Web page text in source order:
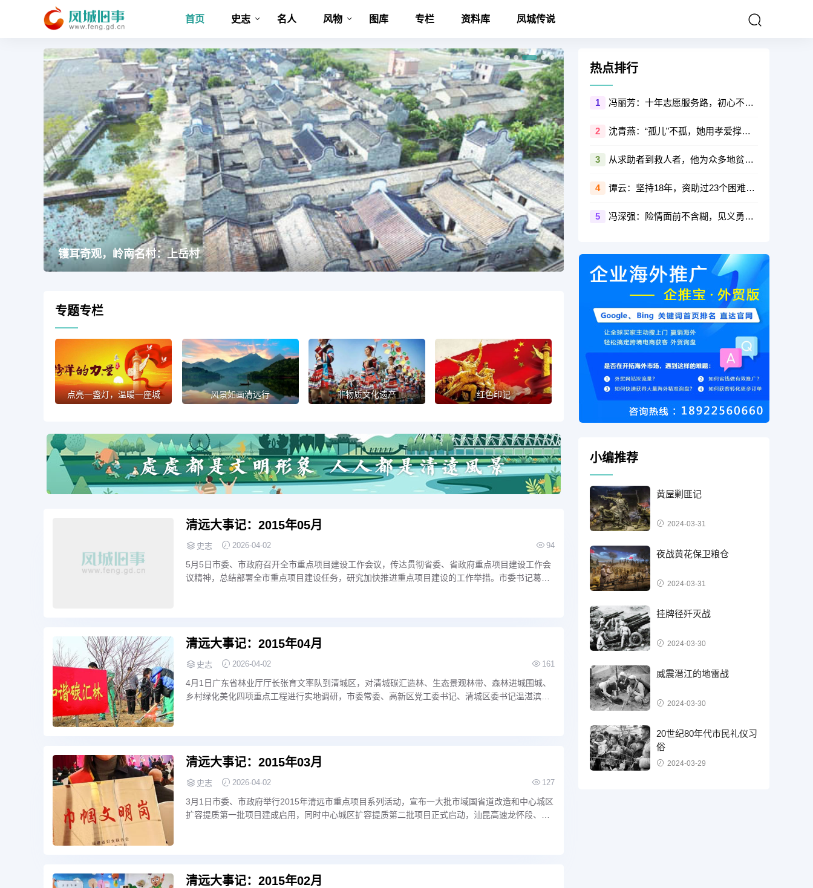
首页 史志 名人 风物 图库 专栏 资料库 凤城传说
镬耳奇观，岭南名村：上岳村 清远市大事记（1949年）
专题专栏
点亮一盏灯，温暖一座城 风景如画清远行 非物质文化遗产 红色印记
清远大事记：2015年05月
史志 2026-04-02 94
5月5日市委、市政府召开全市重点项目建设工作会议，传达贯彻省委、省政府重点项目建设工作会
议精神，总结部署全市重点项目建设任务，研究加快推进重点项目建设的工作举措。市委书记葛长
清远大事记：2015年04月
史志 2026-04-02 161
4月1日广东省林业厅厅长张育文率队到清城区，对清城碳汇造林、生态景观林带、森林进城围城、
乡村绿化美化四项重点工程进行实地调研，市委常委、高新区党工委书记、清城区委书记温湛滨现
清远大事记：2015年03月
史志 2026-04-02 127
3月1日市委、市政府举行2015年清远市重点项目系列活动，宣布一大批市域国省道改造和中心城区
扩容提质第一批项目建成启用，同时中心城区扩容提质第二批项目正式启动，汕昆高速龙怀段、汕
清远大事记：2015年02月
热点排行
1 冯丽芳：十年志愿服务路，初心不改甘奉献
2 沈青燕：“孤儿”不孤，她用孝爱撑起一个家
3 从求助者到救人者，他为众多地贫患者家庭送温暖
4 谭云：坚持18年，资助过23个困难学生
5 冯深强：险情面前不含糊，见义勇为显担当
小编推荐
黄屋剿匪记
2024-03-31
夜战黄花保卫粮仓
2024-03-31
挂牌径歼灭战
2024-03-30
威震潖江的地雷战
2024-03-30
20世纪80年代市民礼仪习
俗
2024-03-29